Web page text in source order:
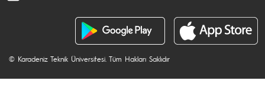
© Karadeniz Teknik Üniversitesi. Tüm Hakları Saklıdır